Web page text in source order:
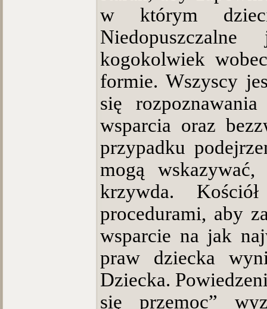
w którym
kogokolwiek
formie. Wszyscy
się
wsparcia oraz
przypadku
mogą
krzywda.
procedurami, aby
wsparcie na jak
praw dziecka
Dziecka.
się przemoc”